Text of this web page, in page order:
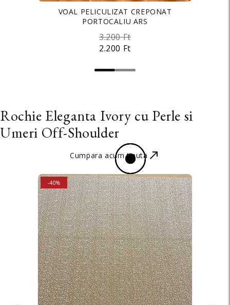
VOAL PELICULIZAT CREPONAT
PORTOCALIU ARS
2.200 Ft
3.200 Ft
SATIN ELASTIC MATASOS PREMIUM
PORTOCALIU ARS
2.000 Ft
2.200 Ft
Rochie Eleganta Ivory cu Perle si
Umeri Off-Shoulder
Cumpara acum tinuta
SALE
-40%
STOC EPUIZAT
SALE
-37%